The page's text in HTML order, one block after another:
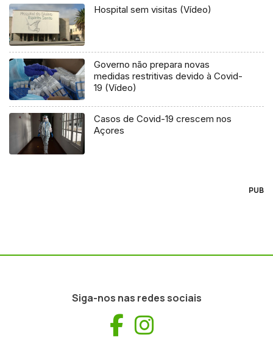
Hospital sem visitas (Vídeo)
Governo não prepara novas
medidas restritivas devido à Covid-
19 (Vídeo)
Casos de Covid-19 crescem nos
Açores
PUB
Siga-nos nas redes sociais
Facebook